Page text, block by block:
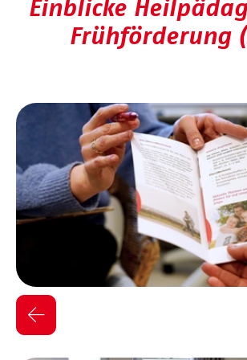
Einblicke
Frühförderung